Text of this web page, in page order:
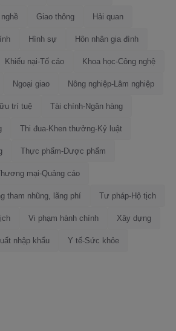
Giao thông Hải quan
Hình sự Hôn nhân gia đình
Khiếu nại-Tố cáo Khoa học-Công nghệ
Ngoại giao Nông nghiệp-Lâm nghiệp
trí tuệ Tài chính-Ngân hàng
Thi đua-Khen thưởng-Kỷ luật
Thực phẩm-Dược phẩm
mại-Quảng cáo
tham nhũng, lãng phí Tư pháp-Hộ tịch
Vi phạm hành chính Xây dựng
nhập khẩu Y tế-Sức khỏe